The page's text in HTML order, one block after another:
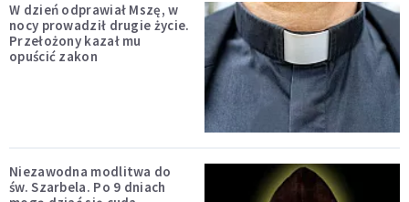
W dzień odprawiał Mszę, w
nocy prowadził drugie życie.
Przełożony kazał mu
opuścić zakon
Niezawodna modlitwa do
św. Szarbela. Po 9 dniach